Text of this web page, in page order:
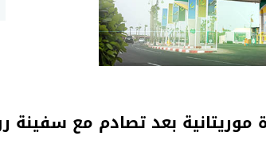
بعد تصادم مع سفينة